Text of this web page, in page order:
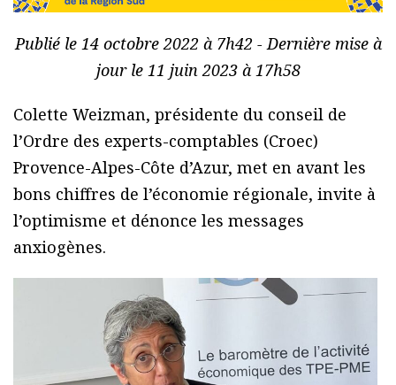
Publié le 14 octobre 2022 à 7h42 - Dernière mise à
jour le 11 juin 2023 à 17h58
Colette Weizman, présidente du conseil de
l’Ordre des experts-comptables (Croec)
Provence-Alpes-Côte d’Azur, met en avant les
bons chiffres de l’économie régionale, invite à
l’optimisme et dénonce les messages
anxiogènes.